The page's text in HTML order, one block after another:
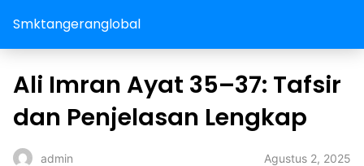
Smktangeranglobal
Ali Imran Ayat 35–37: Tafsir
dan Penjelasan Lengkap
admin Agustus 2, 2025